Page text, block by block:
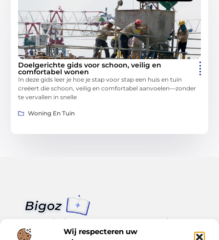
Wij respecteren uw
Doelgerichte gids voor schoon, veilig en
comfortabel wonen
In deze gids leer je hoe je stap voor stap een huis en tuin
creëert die schoon, veilig en comfortabel aanvoelen—zonder
te vervallen in snelle
Woning En Tuin
Van klein nieuws tot grote trends – alles op Bigoz.nl.
Lees inspirerende blogs en artikelen over het dagelijks leven,